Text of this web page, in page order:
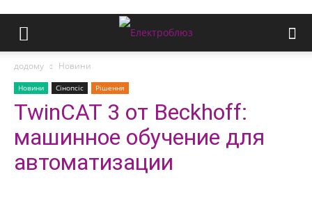
додому Новини
Новини Сінопсіс Рішення
TwinCAT 3 от Beckhoff:
машинное обучение для
автоматизации